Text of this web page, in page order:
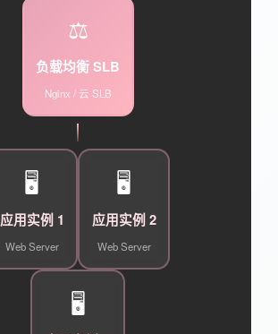
⚖️
负载均衡 SLB
Nginx / 云 SLB
🖥️
应用实例 1
Web Server
🖥️
应用实例 2
Web Server
🖥️